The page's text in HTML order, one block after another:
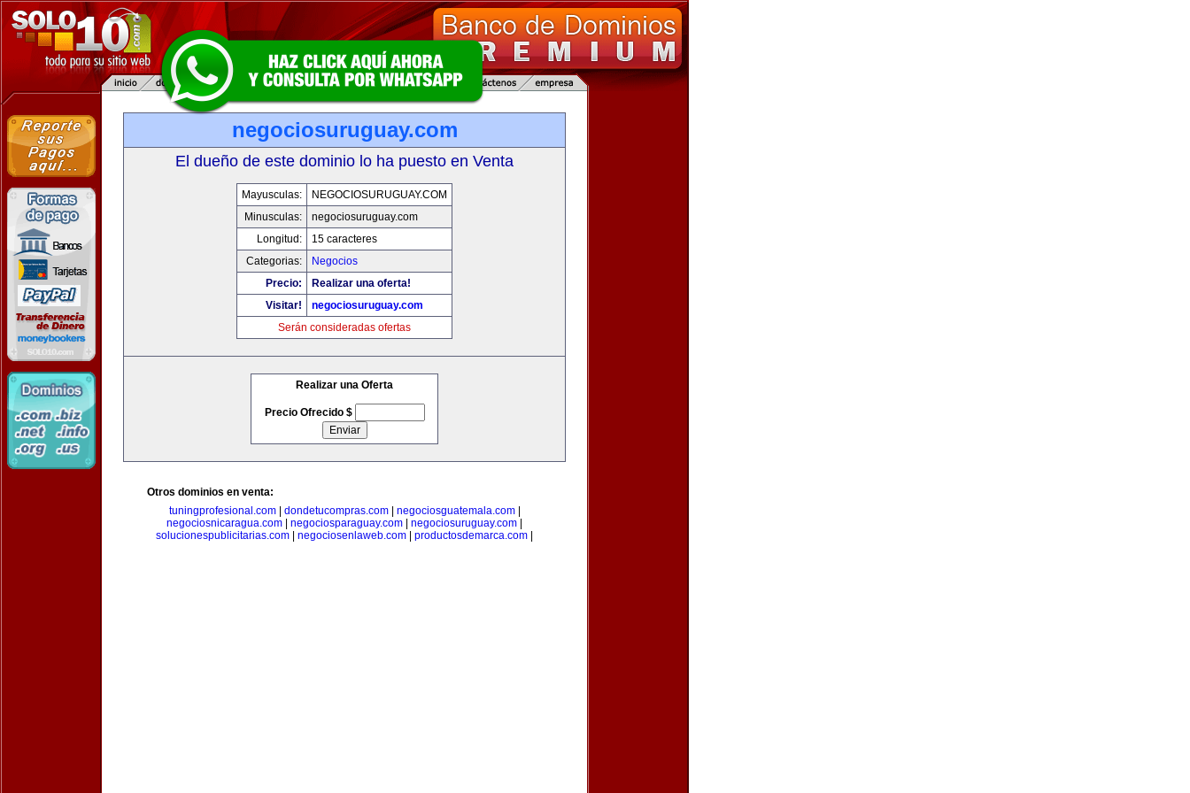
negociosuruguay.com
El dueño de este dominio lo ha puesto en Venta
Mayusculas:
NEGOCIOSURUGUAY.COM
Minusculas:
negociosuruguay.com
Longitud:
15 caracteres
Categorias:
Negocios
Precio:
Realizar una oferta!
Visitar!
negociosuruguay.com
Serán consideradas ofertas
Realizar una Oferta
Precio Ofrecido $
Otros dominios en venta:
tuningprofesional.com| dondetucompras.com| negociosguatemala.com|
negociosnicaragua.com
negociosparaguay.com negociosuruguay.com
solucionespublicitarias.com
negociosenlaweb.com productosdemarca.com